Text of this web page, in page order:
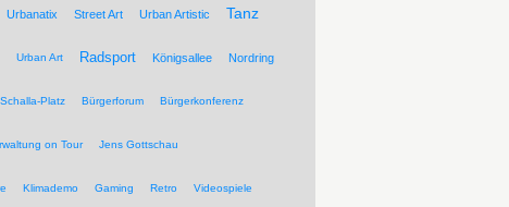
Urbanatix Street Art Urban Artistic Tanz
Urban Art Radsport Königsallee Nordring
Platz Bürgerforum Bürgerkonferenz
on Tour Jens Gottschau
Klimademo Gaming Retro Videospiele